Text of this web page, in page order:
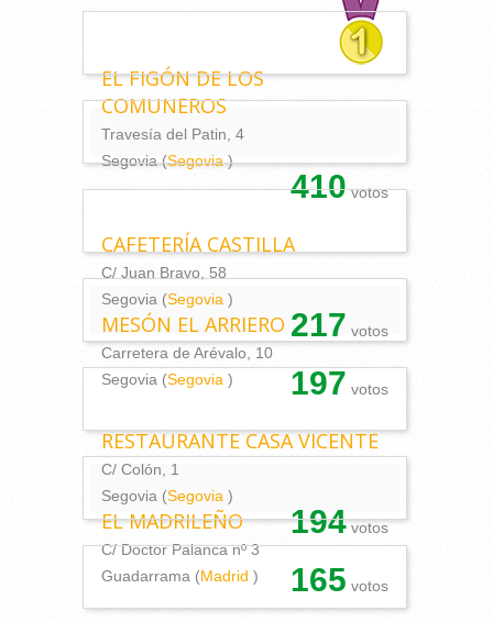
EL FIGÓN DE LOS
COMUNEROS
Travesía del Patin, 4
Segovia (Segovia )
410votos
CAFETERÍA CASTILLA
C/ Juan Bravo, 58
Segovia (Segovia )
217 votos
MESÓN EL ARRIERO
Carretera de Arévalo, 10
Segovia (Segovia ) 197 votos
RESTAURANTE CASA VICENTE
C/ Colón, 1
Segovia (Segovia )
194votos
EL MADRILEÑO
C/ Doctor Palanca nº 3
Guadarrama (Madrid ) 165 votos